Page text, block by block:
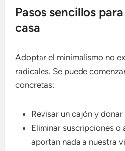
Pasos sencillos
casa
Adoptar el minimalismo no
radicales. Se puede
concretas:
Revisar un cajón y
Eliminar suscripciones o
aportan nada a nuestra